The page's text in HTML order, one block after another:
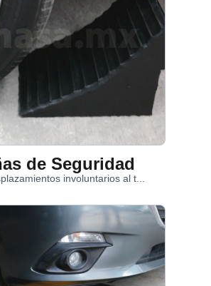
de Seguridad
involuntarios al t...